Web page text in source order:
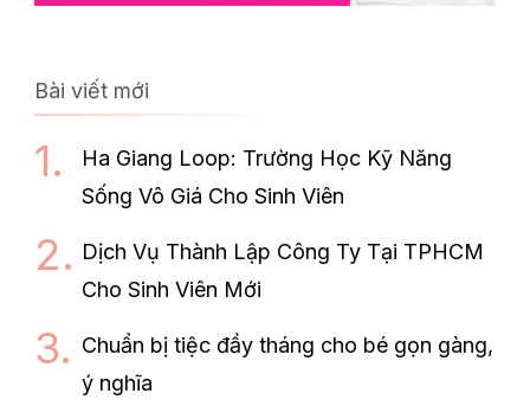
Bài viết mới
Ha Giang Loop: Trường Học Kỹ Năng
Sống Vô Giá Cho Sinh Viên
Dịch Vụ Thành Lập Công Ty Tại TPHCM
Cho Sinh Viên Mới
Chuẩn bị tiệc đầy tháng cho bé gọn gàng,
ý nghĩa